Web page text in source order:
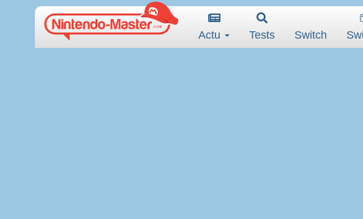
Actu Tests Switch